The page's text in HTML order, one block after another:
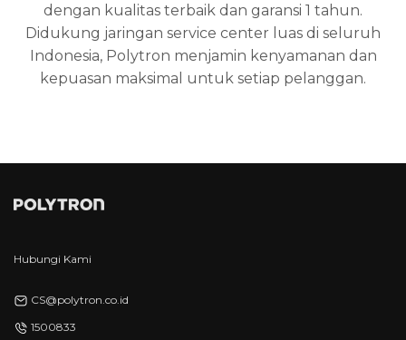
dengan kualitas terbaik dan garansi 1 tahun.
Didukung jaringan service center luas di seluruh
Indonesia, Polytron menjamin kenyamanan dan
kepuasan maksimal untuk setiap pelanggan.
Hubungi Kami
CS@polytron.co.id
1500833